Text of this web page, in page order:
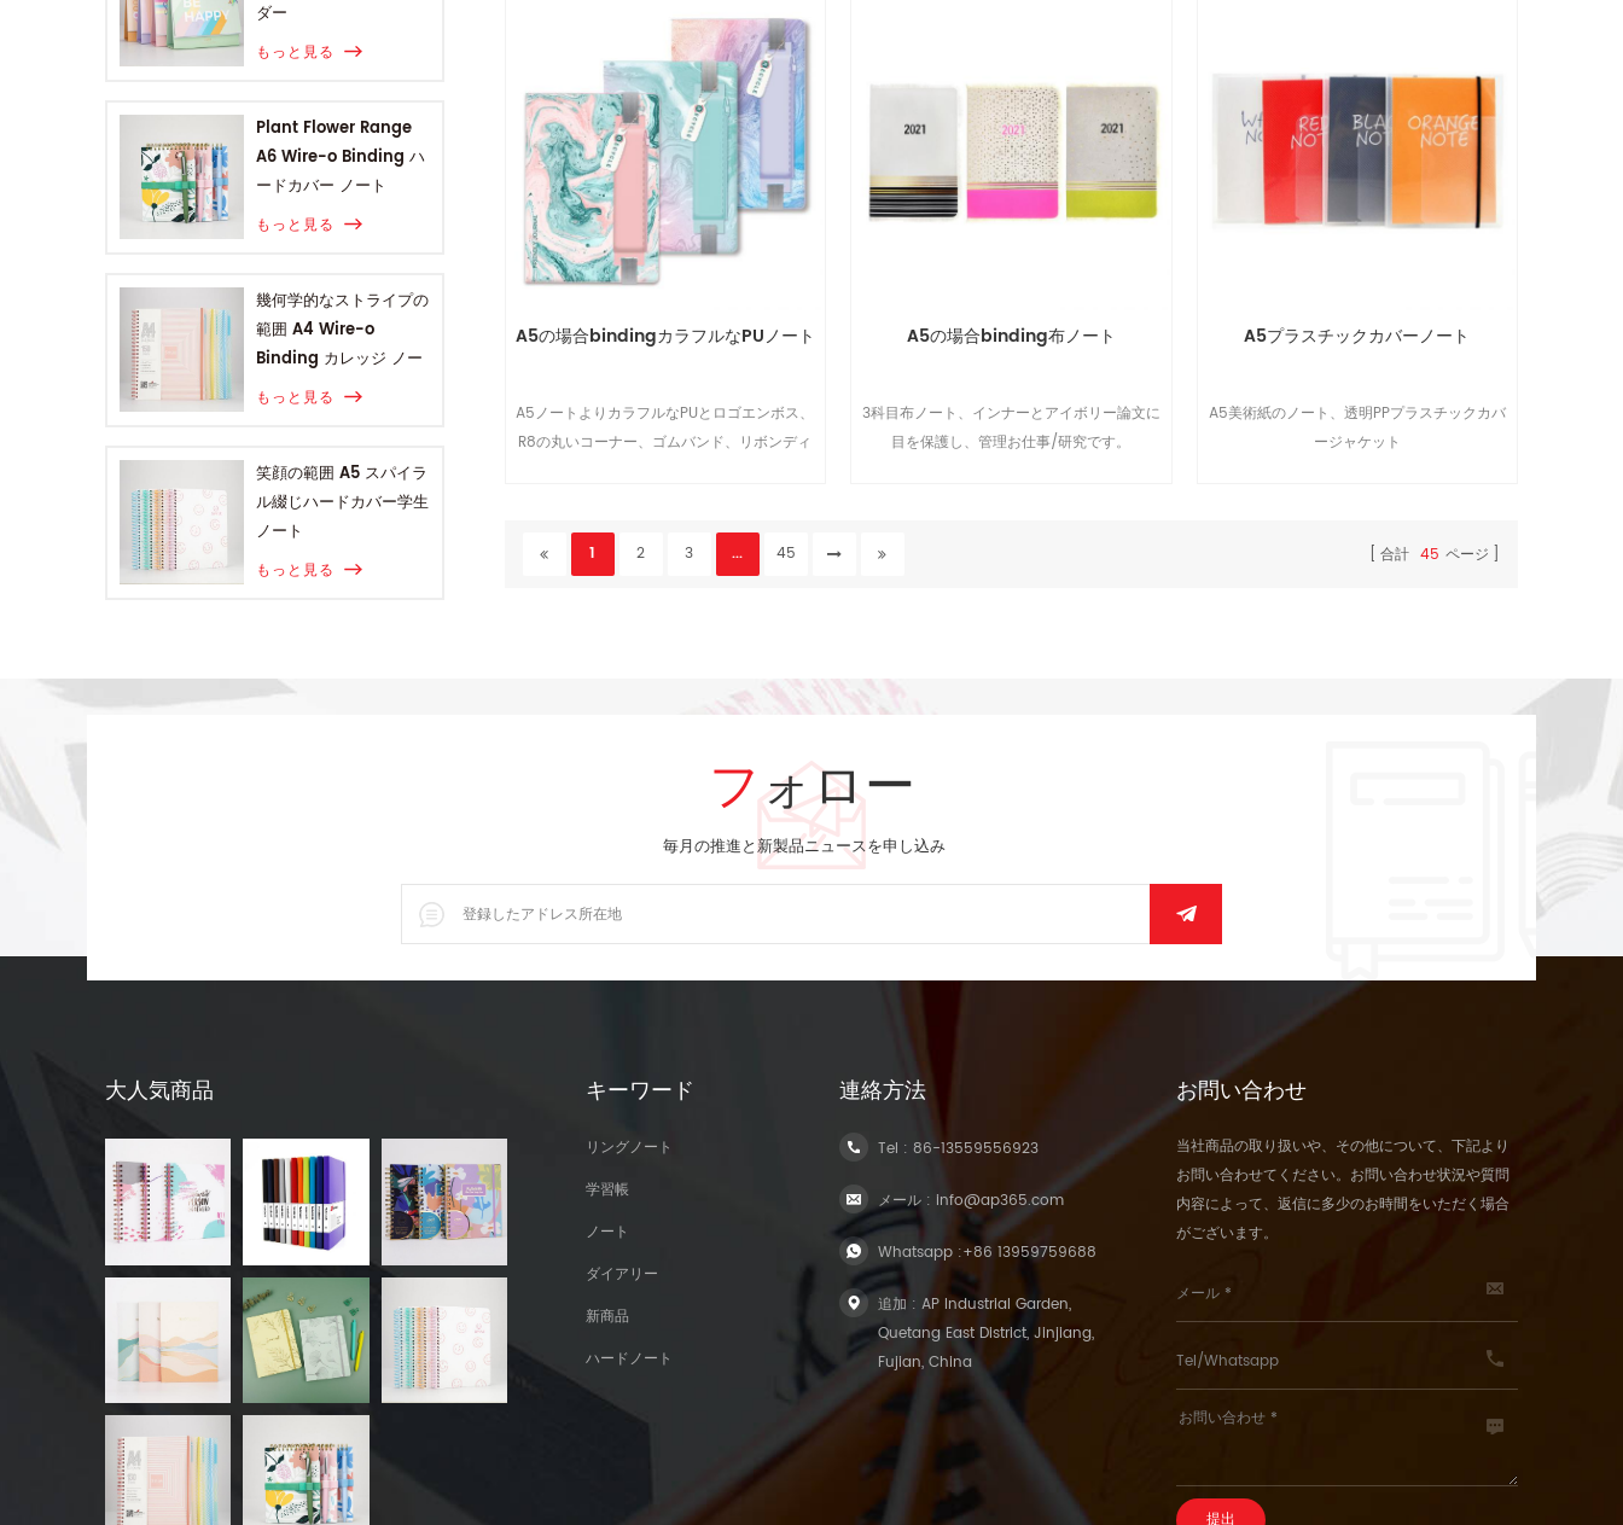
ダー
もっと見る
Plant Flower Range
A6 Wire-o Binding ハ
ードカバー ノート
もっと見る
幾何学的なストライプの
範囲 A4 Wire-o
Binding カレッジ ノー
ト
もっと見る
笑顔の範囲 A5 スパイラ
ル綴じハードカバー学生
ノート
もっと見る
A5の場合bindingカラフルなPUノート
A5ノートよりカラフルなPUとロゴエンボス、
R8の丸いコーナー、ゴムバンド、リボンディ
A5の場合binding布ノート
3科目布ノート、インナーとアイボリー論文に
目を保護し、管理お仕事/研究です。
A5プラスチックカバーノート
A5美術紙のノート、透明PPプラスチックカバ
ージャケット
1 2 3 ... 45 合計 45 ページ
フォロー
毎月の推進と新製品ニュースを申し込み
大人気商品 キーワード
リングノート
学習帳
ノート
ダイアリー
新商品
ハードノート
連絡方法
Tel :86-13559556923
メール : info@ap365.com
Whatsapp :+86 13959759688
追加 : AP Industrial Garden,
Quetang East District, Jinjiang,
Fujian, China
お問い合わせ
当社商品の取り扱いや、その他について、下記より
お問い合わせてください。お問い合わせ状況や質問
内容によって、返信に多少のお時間をいただく場合
がございます。